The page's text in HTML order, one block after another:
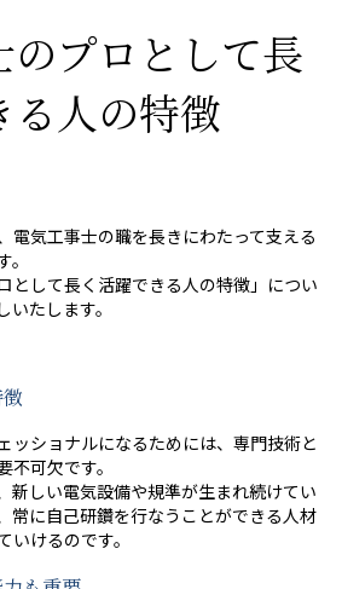
のプロとして長
る人の特徴
電気工事士の職を長きにわたって支える
として長く活躍できる人の特徴」につい
たします。
ッショナルになるためには、専門技術と
可欠です。
新しい電気設備や規準が生まれ続けてい
常に自己研鑽を行なうことができる人材
けるのです。